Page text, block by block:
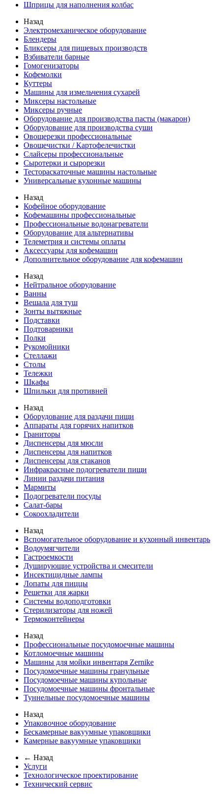
Шприцы для наполнения колбас
Назад
Электромеханическое оборудование
Блендеры
Бликсеры для пищевых производств
Взбиватели барные
Гомогенизаторы
Кофемолки
Куттеры
Машины для измельчения сухарей
Миксеры настольные
Миксеры ручные
Оборудование для производства пасты (макарон)
Оборудование для производства суши
Овощерезки профессиональные
Овощечистки / Картофелечистки
Слайсеры профессиональные
Сыротерки и сырорезки
Тестораскаточные машины настольные
Универсальные кухонные машины
Назад
Кофейное оборудование
Кофемашины профессиональные
Профессиональные водонагреватели
Оборудование для альтернативы
Телеметрия и системы оплаты
Аксессуары для кофемашин
Дополнительное оборудование для кофемашин
Назад
Нейтральное оборудование
Ванны
Вешала для туш
Зонты вытяжные
Подставки
Подтоварники
Полки
Рукомойники
Стеллажи
Столы
Тележки
Шкафы
Шпильки для противней
Назад
Оборудование для раздачи пищи
Аппараты для горячих напитков
Граниторы
Диспенсеры для мюсли
Диспенсеры для напитков
Диспенсеры для стаканов
Инфракрасные подогреватели пищи
Линии раздачи питания
Мармиты
Подогреватели посуды
Салат-бары
Сокоохладители
Назад
Вспомогательное оборудование и кухонный инвентарь
Водоумягчители
Гастроемкости
Душирующие устройства и смесители
Инсектицидные лампы
Лопаты для пиццы
Решетки для жарки
Системы водоподготовки
Стерилизаторы для ножей
Термоконтейнеры
Назад
Профессиональные посудомоечные машины
Котломоечные машины
Машины для мойки инвентаря Zernike
Посудомоечные машины гранульные
Посудомоечные машины купольные
Посудомоечные машины фронтальные
Туннельные посудомоечные машины
Назад
Упаковочное оборудование
Бескамерные вакуумные упаковщики
Камерные вакуумные упаковщики
← Назад
Услуги
Технологическое проектирование
Технический сервис